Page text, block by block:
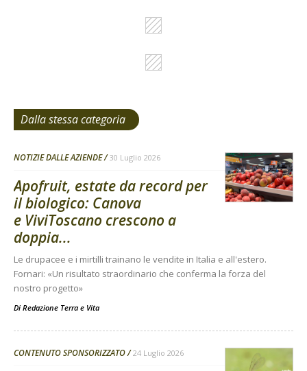
Dalla stessa categoria
NOTIZIE DALLE AZIENDE 30 Luglio 2026
Apofruit, estate da record per
il biologico: Canova
e ViviToscano crescono a
doppia...
Le drupacee e i mirtilli trainano le vendite in Italia e all'estero.
Fornari: «Un risultato straordinario che conferma la forza del
nostro progetto»
Di Redazione Terra e Vita
CONTENUTO SPONSORIZZATO 24 Luglio 2026